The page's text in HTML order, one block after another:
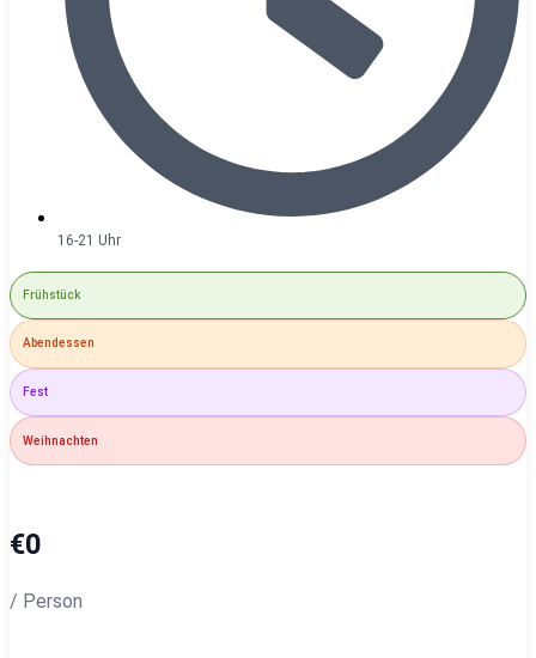
16-21 Uhr
Frühstück
Abendessen
Fest
Weihnachten
€0
/ Person